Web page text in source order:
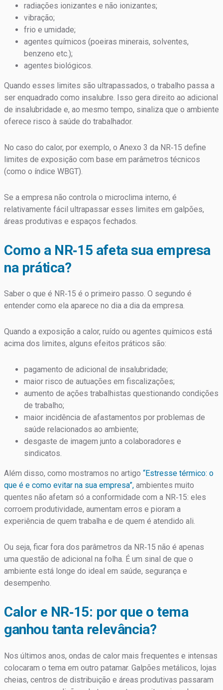
radiações ionizantes e não ionizantes;
vibração;
frio e umidade;
agentes químicos (poeiras minerais, solventes,
benzeno etc.);
agentes biológicos.
Quando esses limites são ultrapassados, o trabalho passa a
ser enquadrado como insalubre. Isso gera direito ao adicional
de insalubridade e, ao mesmo tempo, sinaliza que o ambiente
oferece risco à saúde do trabalhador.
No caso do calor, por exemplo, o Anexo 3 da NR‑15 define
limites de exposição com base em parâmetros técnicos
(como o índice WBGT).
Se a empresa não controla o microclima interno, é
relativamente fácil ultrapassar esses limites em galpões,
áreas produtivas e espaços fechados.
Como a NR‑15 afeta sua empresa
na prática?
Saber o que é NR‑15 é o primeiro passo. O segundo é
entender como ela aparece no dia a dia da empresa.
Quando a exposição a calor, ruído ou agentes químicos está
acima dos limites, alguns efeitos práticos são:
pagamento de adicional de insalubridade;
maior risco de autuações em fiscalizações;
aumento de ações trabalhistas questionando condições
de trabalho;
maior incidência de afastamentos por problemas de
saúde relacionados ao ambiente;
desgaste de imagem junto a colaboradores e
sindicatos.
Além disso, como mostramos no artigo “Estresse térmico: o
que é e como evitar na sua empresa”, ambientes muito
quentes não afetam só a conformidade com a NR‑15: eles
corroem produtividade, aumentam erros e pioram a
experiência de quem trabalha e de quem é atendido ali.
Ou seja, ficar fora dos parâmetros da NR‑15 não é apenas
uma questão de adicional na folha. É um sinal de que o
ambiente está longe do ideal em saúde, segurança e
desempenho.
Calor e NR‑15: por que o tema
ganhou tanta relevância?
Nos últimos anos, ondas de calor mais frequentes e intensas
colocaram o tema em outro patamar. Galpões metálicos, lojas
cheias, centros de distribuição e áreas produtivas passaram